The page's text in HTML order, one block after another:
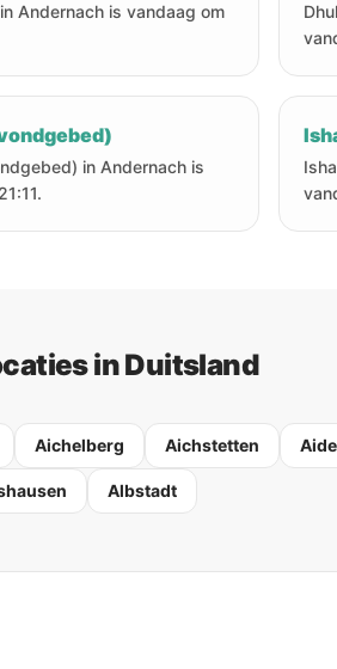
Andernach is vandaag om
in Andernach is
in Duitsland
Aichelberg Aichstetten
Albstadt